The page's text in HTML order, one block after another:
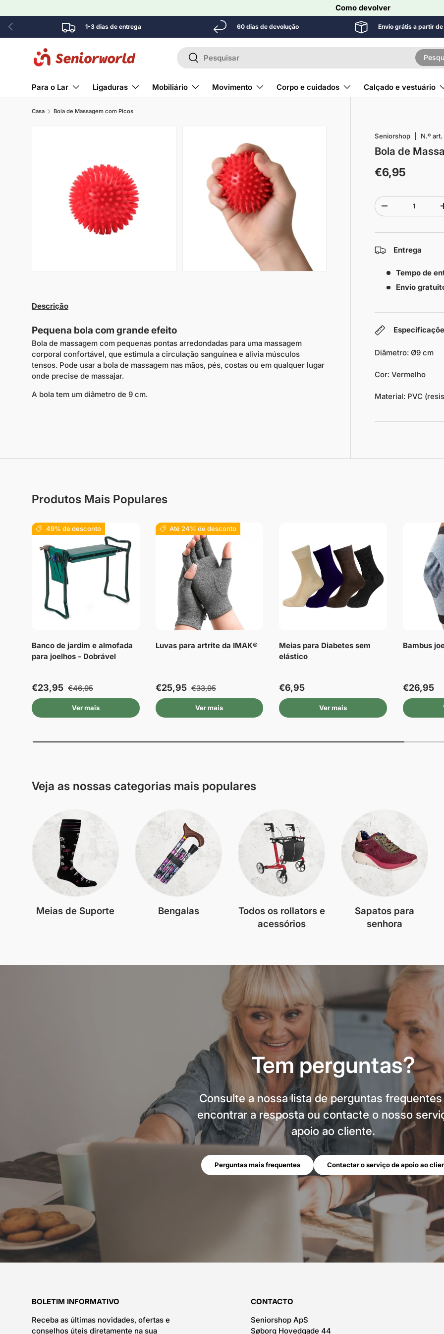
Ir para o conteúdo
Como devolver
Anterior 1-3 dias de entrega 60 dias de devolução Envio grátis a partir
Pesquisar
Pesquisar
Para o Lar Ligaduras Mobiliário Movimento Corpo e cuidados Calçado e vestuário
Casa Bola de Massagem com Picos
Seniorshop N.º art.
Bola de
€6,95
Quantidade
-
Entrega
Tempo de
Envio
Diâmetro: Ø9 cm
Cor: Vermelho
Material: PVC
Descrição
Pequena bola com grande efeito
Bola de massagem com pequenas pontas arredondadas para uma massagem
corporal confortável, que estimula a circulação sanguínea e alivia músculos
tensos. Pode usar a bola de massagem nas mãos, pés, costas ou em qualquer lugar
onde precise de massajar.
A bola tem um diâmetro de 9 cm.
Produtos Mais Populares
49% de desconto
Banco de jardim e almofada
para joelhos - Dobrável
€23,95 €46,95
Ver mais
Até 24% de desconto
Luvas para artrite da IMAK®
€25,95 €33,95
Ver mais
Meias para Diabetes sem
elástico
€6,95
Ver mais
Bambus
€26,95
Veja as nossas categorias mais populares
Meias de Suporte Bengalas
Todos os rollators e
acessórios
Sapatos para
senhora
Tem perguntas?
Consulte a nossa lista de perguntas frequentes
encontrar a resposta ou contacte o nosso
apoio ao cliente.
Perguntas mais frequentes Contactar o serviço de apoio ao
BOLETIM INFORMATIVO
Receba as últimas novidades, ofertas e
conselhos úteis diretamente na sua
CONTACTO
Seniorshop ApS
Søborg Hovedgade 44